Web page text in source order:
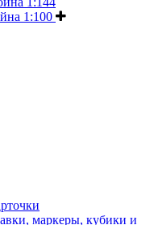
1:100
маркеры, кубики и